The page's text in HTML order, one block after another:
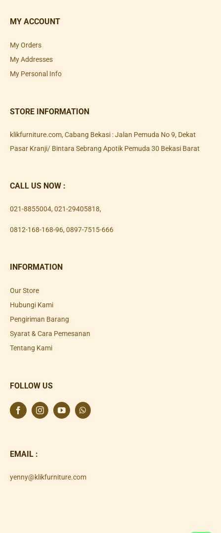
MY ACCOUNT
My Orders
My Addresses
My Personal Info
STORE INFORMATION
klikfurniture.com, Cabang Bekasi : Jalan Pemuda No 9, Dekat
Pasar Kranji/ Bintara Sebrang Apotik Pemuda 30 Bekasi Barat
CALL US NOW :
021-8855004, 021-29405818,
0812-168-168-96, 0897-7515-666
INFORMATION
Our Store
Hubungi Kami
Pengiriman Barang
Syarat & Cara Pemesanan
Tentang Kami
FOLLOW US
EMAIL :
yenny@klikfurniture.com